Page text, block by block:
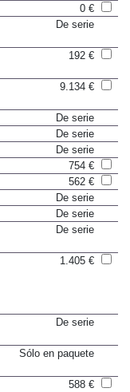
0 €
De serie
192 €
9.134 €
De serie
De serie
De serie
754 €
562 €
De serie
De serie
De serie
1.405 €
De serie
Sólo en paquete
588 €